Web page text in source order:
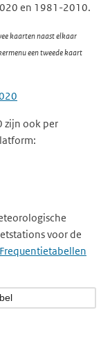
en 1981-2010.
kaarten naast elkaar
een tweede kaart
zijn ook per
voor de
Frequentietabellen